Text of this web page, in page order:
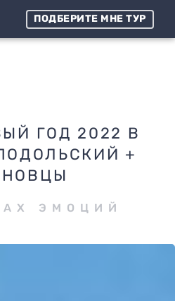
ПОДБЕРИТЕ МНЕ ТУР
ГОД 2022 В
+
ЭМОЦИЙ